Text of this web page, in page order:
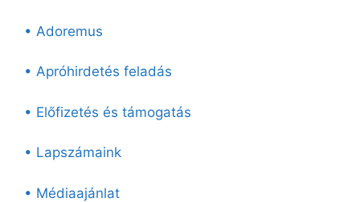
• Adoremus
• Apróhirdetés feladás
• Előfizetés és támogatás
• Lapszámaink
• Médiaajánlat